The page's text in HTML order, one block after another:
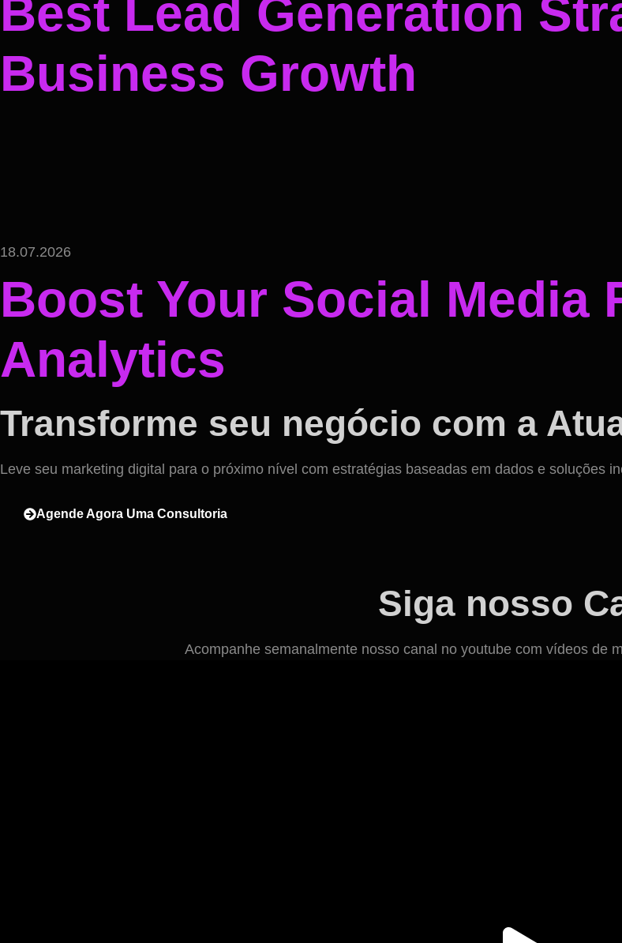
Best Lead Generation
Business Growth
18.07.2026
Boost Your Social Media
Analytics
Transforme seu negócio com a
Leve seu marketing digital para o próximo nível com estratégias baseadas em dados e soluções
Agende Agora Uma Consultoria
Siga nosso
Acompanhe semanalmente nosso canal no youtube com vídeos de